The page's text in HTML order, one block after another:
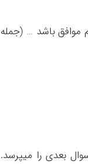
باشد … (جمله
بعدی را میپرسد.